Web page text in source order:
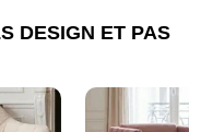
DESIGN ET PAS